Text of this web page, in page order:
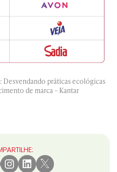
Desvendando práticas ecológicas
de marca – Kantar